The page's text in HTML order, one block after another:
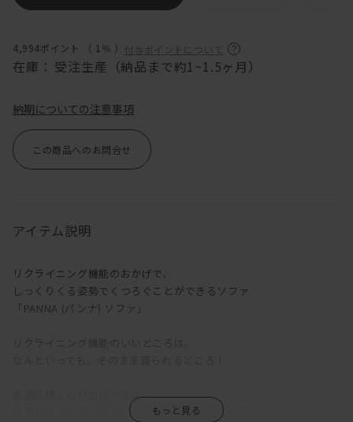
4,994ポイント （ 1％ ） 付与ポイントについて
在庫： 受注生産（納品まで約1~1.5ヶ月）
納期についての注意事項
この商品へのお問合せ
アイテム説明
リクライニング機能のおかげで、
しっくりくる姿勢でくつろぐことができるソファ
「PANNA (パンナ) ソファ」
普通は横になりたいときは、
座面を幅いっぱい使って寝なくてはいけないから、